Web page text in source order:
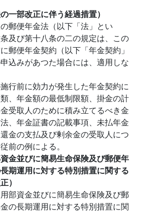
一部改正に伴う経過措置）
郵便年金法（以下「法」とい
及び第十八条の二の規定は、この
郵便年金契約（以下「年金契約」
込みがあつた場合には、適用しな
行前に効力が発生した年金契約に
、年金額の最低制限額、掛金の計
受取人のために積み立てるべき金
、年金証書の記載事項、未払年金
金の支払及び剰余金の受取人につ
前の例による。
資金並びに簡易生命保険及び郵便年
期運用に対する特別措置に関する
）
部資金並びに簡易生命保険及び郵
の長期運用に対する特別措置に関